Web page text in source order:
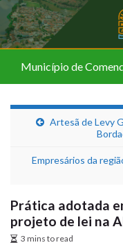
Município de
Artesã de Levy
Empresários da
Prática adotada
projeto de lei na
3 mins to read